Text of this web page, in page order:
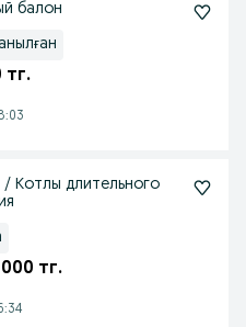
балон
тг.
/ Котлы длительного
000 тг.